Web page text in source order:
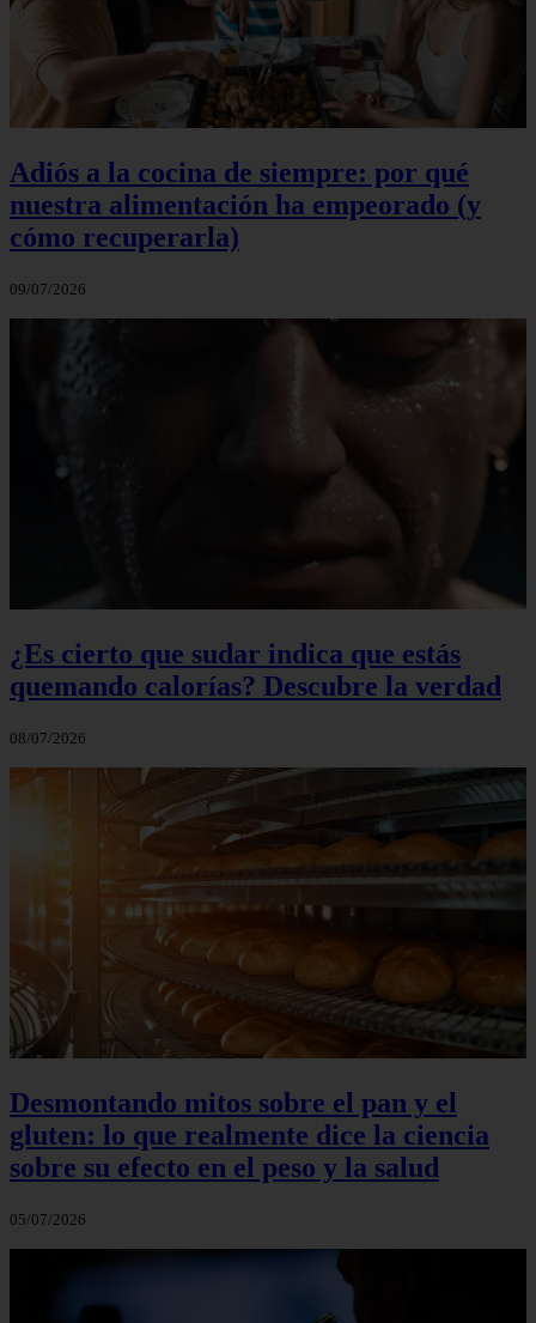
Adiós a la cocina de siempre: por qué
nuestra alimentación ha empeorado (y
cómo recuperarla)
09/07/2026
¿Es cierto que sudar indica que estás
quemando calorías? Descubre la verdad
08/07/2026
Desmontando mitos sobre el pan y el
gluten: lo que realmente dice la ciencia
sobre su efecto en el peso y la salud
05/07/2026